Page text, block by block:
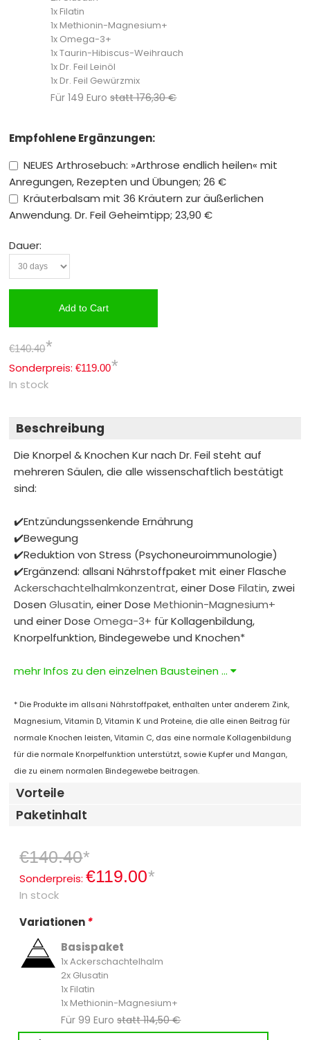
1x Filatin
1x Methionin-Magnesium+
1x Omega-3+
1x Taurin-Hibiscus-Weihrauch
1x Dr. Feil Leinöl
1x Dr. Feil Gewürzmix
Für 149 Eurostatt 176,30 €
Empfohlene Ergänzungen:
NEUES Arthrosebuch: »Arthrose endlich heilen« mit
Anregungen, Rezepten und Übungen; 26 €
Kräuterbalsam mit 36 Kräutern zur äußerlichen
Anwendung. Dr. Feil Geheimtipp; 23,90 €
Dauer:
Add to Cart
€140.40*
Sonderpreis: €119.00*
In stock
Beschreibung
Die Knorpel & Knochen Kur nach Dr. Feil steht auf
mehreren Säulen, die alle wissenschaftlich bestätigt
sind:
✔️Entzündungssenkende Ernährung
✔️Bewegung
✔️Reduktion von Stress (Psychoneuroimmunologie)
✔️Ergänzend: allsani Nährstoffpaket mit einer Flasche
Ackerschachtelhalmkonzentrat, einer DoseFilatin, zwei
DosenGlusatin, einer DoseMethionin-Magnesium+
und einer DoseOmega-3+ für Kollagenbildung,
Knorpelfunktion, Bindegewebe und Knochen*
mehr Infos zu den einzelnen Bausteinen ...
* Die Produkte im allsani Nährstoffpaket, enthalten unter anderem Zink,
Magnesium, Vitamin D, Vitamin K und Proteine, die alle einen Beitrag für
normale Knochen leisten, Vitamin C, das eine normale Kollagenbildung
für die normale Knorpelfunktion unterstützt, sowie Kupfer und Mangan,
die zu einem normalen Bindegewebe beitragen.
Vorteile
Paketinhalt
€140.40*
Sonderpreis: €119.00*
In stock
Variationen*
Basispaket
1x Ackerschachtelhalm
2x Glusatin
1x Filatin
1x Methionin-Magnesium+
Für 99 Eurostatt 114,50 €